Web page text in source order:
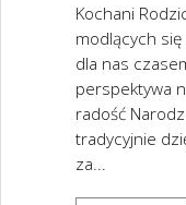
Kochani
modlących
dla nas
perspektywa
radość
tradycyjnie
za...